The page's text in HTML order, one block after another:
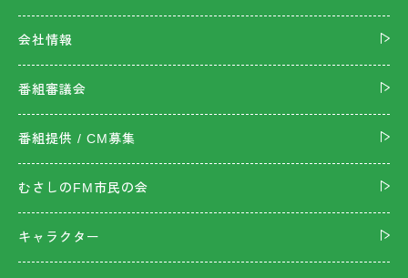
会社情報
番組審議会
番組提供 / CM募集
むさしのFM市民の会
キャラクター